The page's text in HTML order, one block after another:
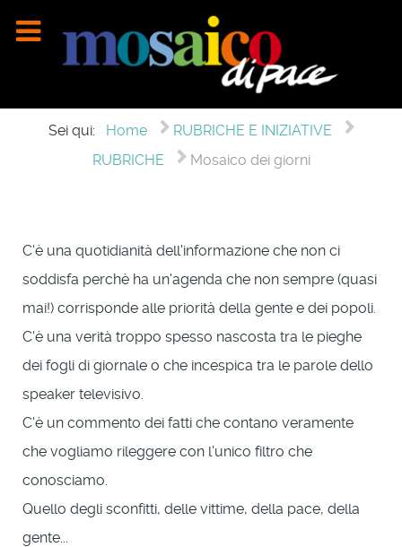
Sei qui: Home
RUBRICHE E INIZIATIVE
RUBRICHE
Mosaico dei giorni
C'è una quotidianità dell'informazione che non ci
soddisfa perchè ha un'agenda che non sempre (quasi
mai!) corrisponde alle priorità della gente e dei popoli.
C'è una verità troppo spesso nascosta tra le pieghe
dei fogli di giornale o che incespica tra le parole dello
speaker televisivo.
C'è un commento dei fatti che contano veramente
che vogliamo rileggere con l'unico filtro che
conosciamo.
Quello degli sconfitti, delle vittime, della pace, della
gente...